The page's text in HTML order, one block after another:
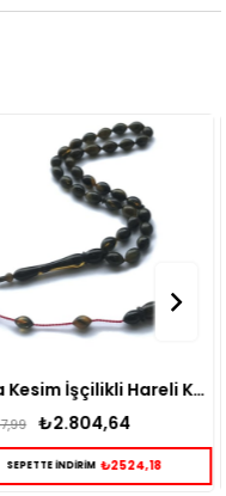
₺4.633,85
₺5.632,16
SEPETTE İNDİRİM ₺4170,47